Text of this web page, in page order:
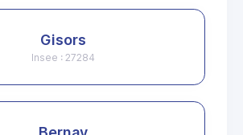
Gisors
Insee : 27284